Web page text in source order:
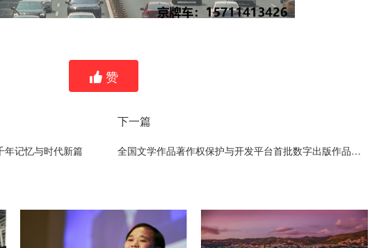
赞
记忆与时代新篇
下一篇
全国文学作品著作权保护与开发平台首批数字出版作品《陇山塬》与宁夏人民出版社签约出版